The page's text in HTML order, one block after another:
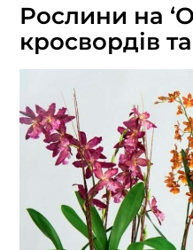
Рослини на
кросвордів та